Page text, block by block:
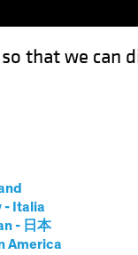
that we can
- Italia
- 日本
America